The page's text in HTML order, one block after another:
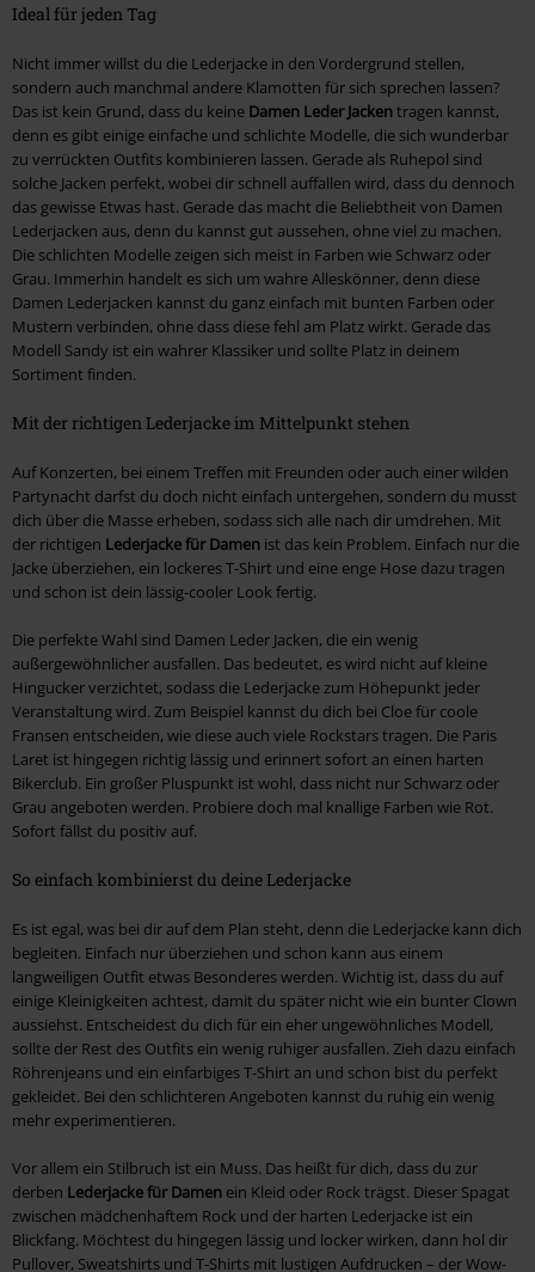
Ideal für jeden Tag
Nicht immer willst du die Lederjacke in den Vordergrund stellen,
sondern auch manchmal andere Klamotten für sich sprechen lassen?
Das ist kein Grund, dass du keine Damen Leder Jackentragen kannst,
denn es gibt einige einfache und schlichte Modelle, die sich wunderbar
zu verrückten Outfits kombinieren lassen. Gerade als Ruhepol sind
solche Jacken perfekt, wobei dir schnell auffallen wird, dass du dennoch
das gewisse Etwas hast. Gerade das macht die Beliebtheit von Damen
Lederjacken aus, denn du kannst gut aussehen, ohne viel zu machen.
Die schlichten Modelle zeigen sich meist in Farben wie Schwarz oder
Grau. Immerhin handelt es sich um wahre Alleskönner, denn diese
Damen Lederjacken kannst du ganz einfach mit bunten Farben oder
Mustern verbinden, ohne dass diese fehl am Platz wirkt. Gerade das
Modell Sandy ist ein wahrer Klassiker und sollte Platz in deinem
Sortiment finden.
Mit der richtigen Lederjacke im Mittelpunkt stehen
Auf Konzerten, bei einem Treffen mit Freunden oder auch einer wilden
Partynacht darfst du doch nicht einfach untergehen, sondern du musst
dich über die Masse erheben, sodass sich alle nach dir umdrehen. Mit
der richtigen Lederjacke für Damen ist das kein Problem. Einfach nur die
Jacke überziehen, ein lockeres T-Shirt und eine enge Hose dazu tragen
und schon ist dein lässig-cooler Look fertig.
Die perfekte Wahl sind Damen Leder Jacken, die ein wenig
außergewöhnlicher ausfallen. Das bedeutet, es wird nicht auf kleine
Hingucker verzichtet, sodass die Lederjacke zum Höhepunkt jeder
Veranstaltung wird. Zum Beispiel kannst du dich bei Cloe für coole
Fransen entscheiden, wie diese auch viele Rockstars tragen. Die Paris
Laret ist hingegen richtig lässig und erinnert sofort an einen harten
Bikerclub. Ein großer Pluspunkt ist wohl, dass nicht nur Schwarz oder
Grau angeboten werden. Probiere doch mal knallige Farben wie Rot.
Sofort fällst du positiv auf.
So einfach kombinierst du deine Lederjacke
Es ist egal, was bei dir auf dem Plan steht, denn die Lederjacke kann dich
begleiten. Einfach nur überziehen und schon kann aus einem
langweiligen Outfit etwas Besonderes werden. Wichtig ist, dass du auf
einige Kleinigkeiten achtest, damit du später nicht wie ein bunter Clown
aussiehst. Entscheidest du dich für ein eher ungewöhnliches Modell,
sollte der Rest des Outfits ein wenig ruhiger ausfallen. Zieh dazu einfach
Röhrenjeans und ein einfarbiges T-Shirt an und schon bist du perfekt
gekleidet. Bei den schlichteren Angeboten kannst du ruhig ein wenig
mehr experimentieren.
Vor allem ein Stilbruch ist ein Muss. Das heißt für dich, dass du zur
derben Lederjacke für Damen ein Kleid oder Rock trägst. Dieser Spagat
zwischen mädchenhaftem Rock und der harten Lederjacke ist ein
Blickfang. Möchtest du hingegen lässig und locker wirken, dann hol dir
Pullover, Sweatshirts und T-Shirts mit lustigen Aufdrucken – der Wow-